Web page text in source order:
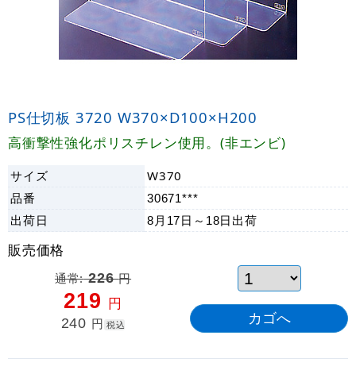
PS仕切板 3720 W370×D100×H200
高衝撃性強化ポリスチレン使用。(非エンビ)
サイズ
W370
品番
30671***
出荷日 8月17日～18日 出荷
販売価格
通常:226円
219 円
240 円 税込